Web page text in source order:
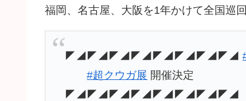
福岡、名古屋、大阪を1年かけて全国巡
◤◢◤◢◤◢◤◢◤◢◤◢◤◢◤◢
#超クウガ展 開催決定
◤◢◤◢◤◢◤◢◤◢◤◢◤◢◤◢